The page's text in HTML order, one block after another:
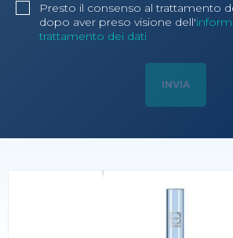
Presto il consenso al trattamento
dopo aver preso visione dell'
trattamento dei dati